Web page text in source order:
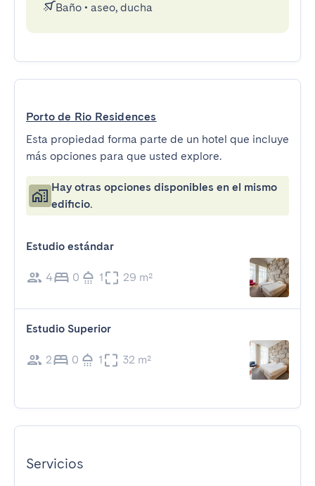
Baño • aseo, ducha
Porto de Rio Residences
Esta propiedad forma parte de un hotel que incluye
más opciones para que usted explore.
Hay otras opciones disponibles en el mismo
edificio.
Estudio estándar
4 0 1 29 m²
Estudio Superior
2 0 1 32 m²
Servicios